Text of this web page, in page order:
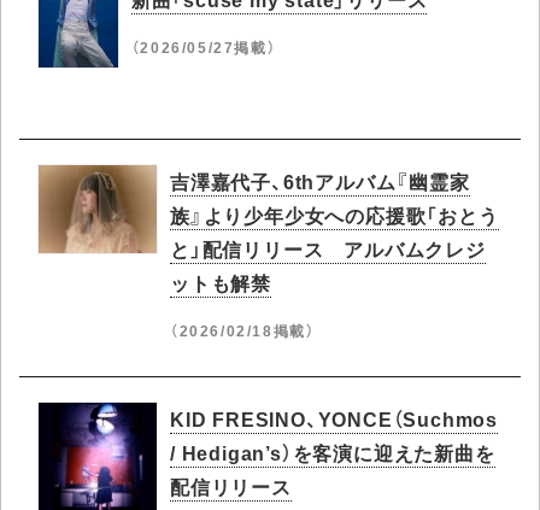
（2026/05/27掲載）
吉澤嘉代子、6thアルバム『幽霊家
族』より少年少女への応援歌「おとう
と」配信リリース アルバムクレジ
ットも解禁
（2026/02/18掲載）
KID FRESINO、YONCE（Suchmos
/ Hedigan’s）を客演に迎えた新曲を
配信リリース